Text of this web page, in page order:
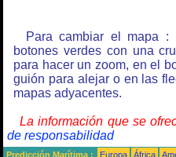
Para cambiar el mapa
botones verdes con una
para hacer un zoom, en el
guión para alejar o en las
mapas adyacentes.
La información que se
de responsabilidad
Predicción Marítima : Europa África